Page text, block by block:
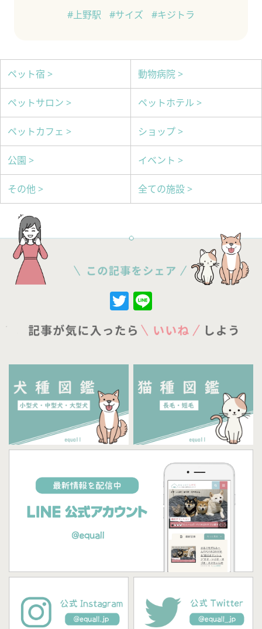
#上野駅
#サイズ #キジトラ
ペット宿 > 動物病院 >
ペットサロン > ペットホテル >
ペットカフェ > ショップ >
公園 > イベント >
その他 > 全ての施設 >
Twitter